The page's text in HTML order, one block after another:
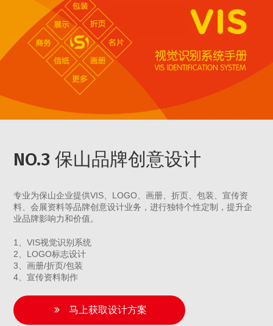
NO.3 保山品牌创意设计
专业为保山企业提供VIS、LOGO、画册、折页、包装、宣传资
料、会展资料等品牌创意设计业务，进行独特个性定制，提升企
业品牌影响力和价值。
1、VIS视觉识别系统
2、LOGO标志设计
3、画册/折页/包装
4、宣传资料制作
马上获取设计方案